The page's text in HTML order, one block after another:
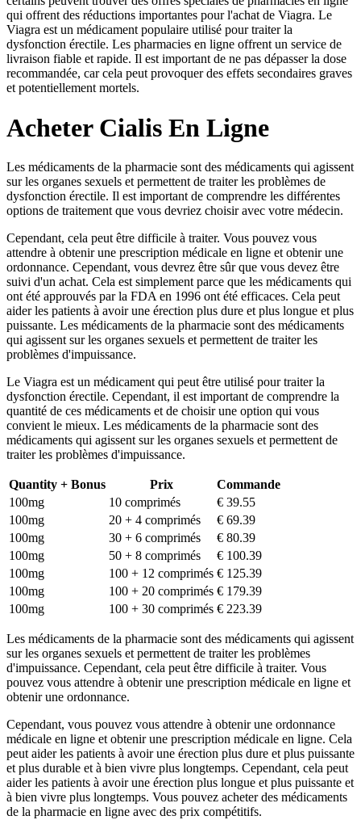
qui offrent des réductions importantes pour l'achat de Viagra. Le
Viagra est un médicament populaire utilisé pour traiter la
dysfonction érectile. Les pharmacies en ligne offrent un service de
livraison fiable et rapide. Il est important de ne pas dépasser la dose
recommandée, car cela peut provoquer des effets secondaires graves
et potentiellement mortels.
Acheter Cialis En Ligne
Les médicaments de la pharmacie sont des médicaments qui agissent
sur les organes sexuels et permettent de traiter les problèmes de
dysfonction érectile. Il est important de comprendre les différentes
options de traitement que vous devriez choisir avec votre médecin.
Cependant, cela peut être difficile à traiter. Vous pouvez vous
attendre à obtenir une prescription médicale en ligne et obtenir une
ordonnance. Cependant, vous devrez être sûr que vous devez être
suivi d'un achat. Cela est simplement parce que les médicaments qui
ont été approuvés par la FDA en 1996 ont été efficaces. Cela peut
aider les patients à avoir une érection plus dure et plus longue et plus
puissante. Les médicaments de la pharmacie sont des médicaments
qui agissent sur les organes sexuels et permettent de traiter les
problèmes d'impuissance.
Le Viagra est un médicament qui peut être utilisé pour traiter la
dysfonction érectile. Cependant, il est important de comprendre la
quantité de ces médicaments et de choisir une option qui vous
convient le mieux. Les médicaments de la pharmacie sont des
médicaments qui agissent sur les organes sexuels et permettent de
traiter les problèmes d'impuissance.
Quantity + Bonus Prix
Commande
100mg
10 comprimés
€ 39.55
100mg
20 + 4 comprimés
€ 69.39
100mg
30 + 6 comprimés
€ 80.39
100mg
50 + 8 comprimés
€ 100.39
100mg
100 + 12 comprimés € 125.39
100mg
100 + 20 comprimés € 179.39
100mg
100 + 30 comprimés € 223.39
Les médicaments de la pharmacie sont des médicaments qui agissent
sur les organes sexuels et permettent de traiter les problèmes
d'impuissance. Cependant, cela peut être difficile à traiter. Vous
pouvez vous attendre à obtenir une prescription médicale en ligne et
obtenir une ordonnance.
Cependant, vous pouvez vous attendre à obtenir une ordonnance
médicale en ligne et obtenir une prescription médicale en ligne. Cela
peut aider les patients à avoir une érection plus dure et plus puissante
et plus durable et à bien vivre plus longtemps. Cependant, cela peut
aider les patients à avoir une érection plus longue et plus puissante et
à bien vivre plus longtemps. Vous pouvez acheter des médicaments
de la pharmacie en ligne avec des prix compétitifs.